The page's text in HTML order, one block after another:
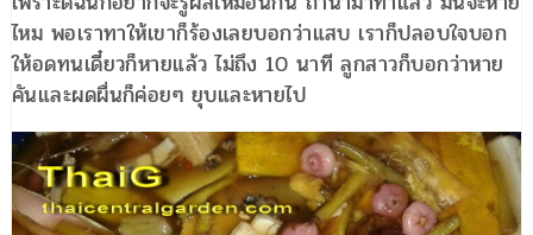
ไหม พอเราทาให้เขาก็ร้องเลยบอกว่าแสบ เราก็ปลอบใจบอก
ให้อดทนเดี๋ยวก็หายแล้ว ไม่ถึง 10 นาที ลูกสาวก็บอกว่าหาย
คันและผดผื่นก็ค่อยๆ ยุบและหายไป